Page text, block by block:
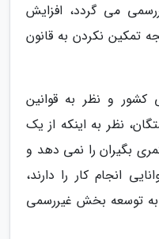
می گردد، افزایش
تمکین نکردن به قانون
کشور و نظر به قوانین
نظر به اینکه از یک
بگیران را نمی دهد و
انجام کار را دارند،
به توسعه بخش غیررسمی